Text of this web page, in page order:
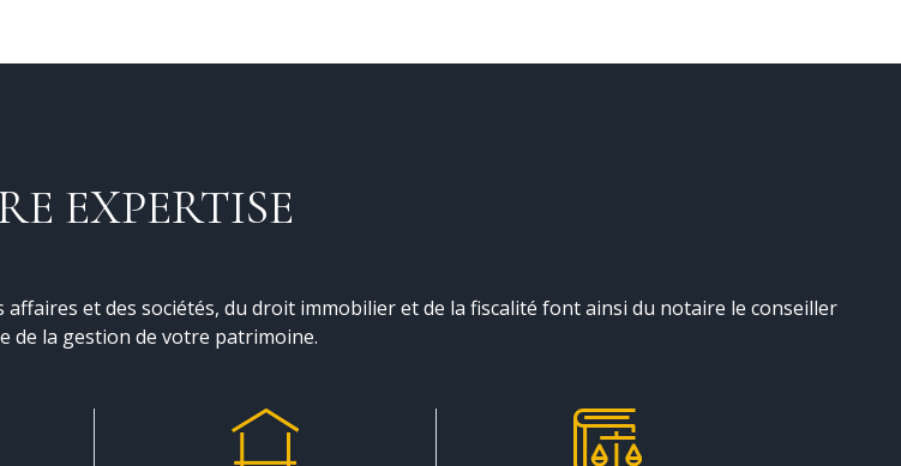
EXPERTISE
et des sociétés, du droit immobilier et de la fiscalité font ainsi du notaire le conseiller
de la gestion de votre patrimoine.